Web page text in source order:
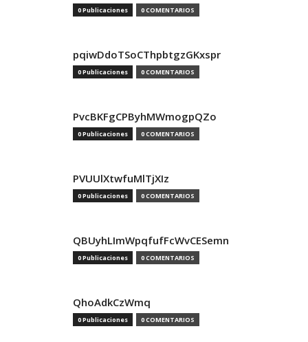
0 Publicaciones 0 COMENTARIOS
pqiwDdoTSoCThpbtgzGKxspr
0 Publicaciones 0 COMENTARIOS
PvcBKFgCPByhMWmogpQZo
0 Publicaciones 0 COMENTARIOS
PVUUlXtwfuMlTjXIz
0 Publicaciones 0 COMENTARIOS
QBUyhLImWpqfufFcWvCESemn
0 Publicaciones 0 COMENTARIOS
QhoAdkCzWmq
0 Publicaciones 0 COMENTARIOS